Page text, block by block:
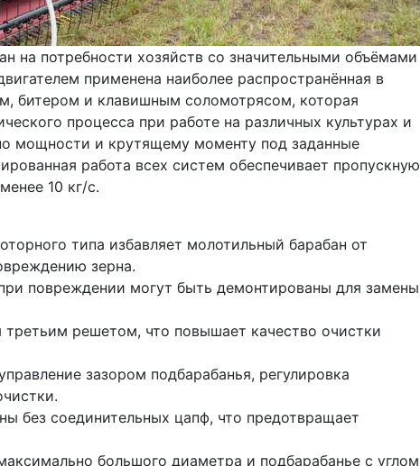
потребности хозяйств со значительными объёмами
применена наиболее распространённая в
битером и клавишным соломотрясом, которая
процесса при работе на различных культурах и
мощности и крутящему моменту под заданные
работа всех систем обеспечивает пропускную
10 кг/с.
типа избавляет молотильный барабан от
зерна.
повреждении могут быть демонтированы для замены
решетом, что повышает качество очистки
зазором подбарабанья, регулировка
без соединительных цапф, что предотвращает
большого диаметра и подбарабанье с углом